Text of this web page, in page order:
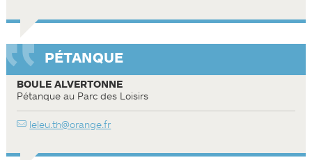
PÉTANQUE
BOULE ALVERTONNE
Pétanque au Parc des Loisirs
leleu.th@orange.fr